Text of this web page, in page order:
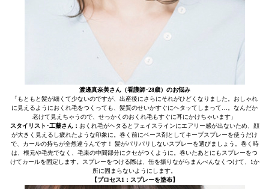
渡邊真奈美さん（看護師･28歳）のお悩み
「もともと髪が細くて少ないのですが、出産後にさらにそれがひどくなりました。おしゃれ
に見えるようにおくれ毛をつくっても、髪質のせいかすぐにヘタッてしまって…。なんだか
老けて見えちゃうので、せっかくのおくれ毛もすぐに耳にかけちゃいます」
スタイリスト･工藤さん： おくれ毛がヘタるとフェイスラインにエアリー感が出ないため、顔
が大きく見えるし疲れたような印象に。巻く前にベース剤としてキープスプレーを使うだけ
で、カールの持ちが全然違うんです！ 髪がパリパリしないスプレーを選びましょう。巻く時
は、根元や毛先でなく、毛束の中間部分にクセがつくように。巻いたあとにもスプレーをつ
けてカールを固定します。スプレーをつける際は、缶を振りながらまんべんなくつけて、1か
所に固まらないようにします。
【プロセス1：スプレーを塗布】